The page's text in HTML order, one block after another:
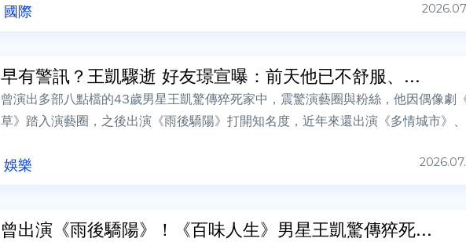
國際
娛樂
早有警訊？王凱驟逝 好友璟宣曝：前天他已不舒服、...
曾演出多部八點檔的43歲男星王凱驚傳猝死家中，震驚演藝圈與粉絲，他因偶像劇
草》踏入演藝圈，之後出演《雨後驕陽》打開知名度，近年來還出演《多情城市》
曾出演《雨後驕陽》！《百味人生》男星王凱驚傳猝死...